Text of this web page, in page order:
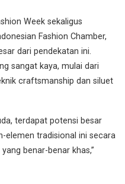
Week sekaligus
Fashion Chamber,
dari pendekatan ini.
sangat kaya, mulai dari
craftsmanship dan siluet
terdapat potensi besar
elemen tradisional ini secara
benar-benar khas,”